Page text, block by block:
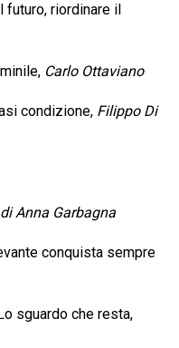
futuro, riordinare il
Carlo Ottaviano
condizione, Filippo Di
Anna Garbagna
conquista sempre
Lo sguardo che resta,